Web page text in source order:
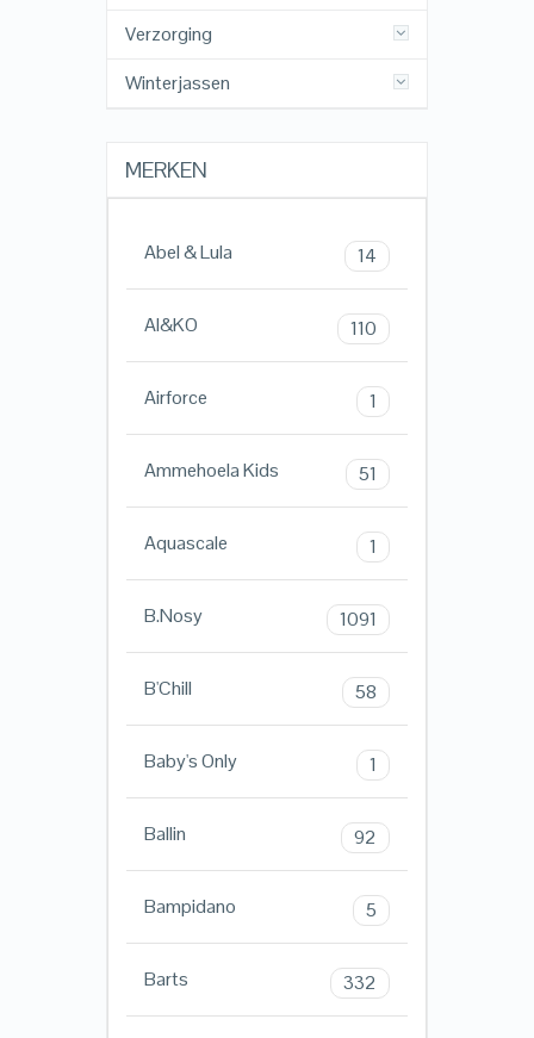
Verzorging
Winterjassen
MERKEN
Abel & Lula 14
AI&KO 110
Airforce 1
Ammehoela Kids 51
Aquascale 1
B.Nosy 1091
B'Chill 58
Baby's Only 1
Ballin 92
Bampidano 5
Barts 332